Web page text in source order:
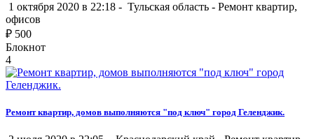
1 октября 2020 в 22:18 - Тульская область - Ремонт квартир,
офисов
₽ 500
Блокнот
4
Ремонт квартир, домов выполняются "под ключ" город Геленджик.